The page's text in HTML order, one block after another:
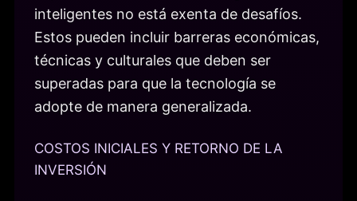
inteligentes no está exenta de desafíos.
Estos pueden incluir barreras económicas,
técnicas y culturales que deben ser
superadas para que la tecnología se
adopte de manera generalizada.
COSTOS INICIALES Y RETORNO DE LA
INVERSIÓN